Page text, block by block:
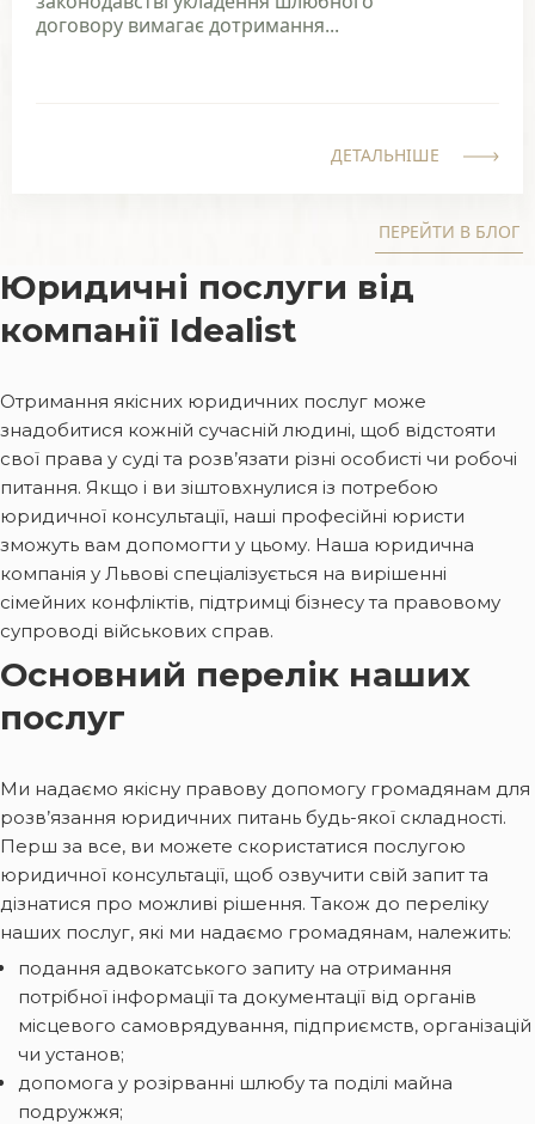
договору вимагає дотримання...
ДЕТАЛЬНІШЕ
ПЕРЕЙТИ В БЛОГ
Юридичні послуги від
компанії Idealist
Отримання якісних юридичних послуг може
знадобитися кожній сучасній людині, щоб відстояти
свої права у суді та розв’язати різні особисті чи робочі
питання. Якщо і ви зіштовхнулися із потребою
юридичної консультації, наші професійні юристи
зможуть вам допомогти у цьому. Наша юридична
компанія у Львові спеціалізується на вирішенні
сімейних конфліктів, підтримці бізнесу та правовому
супроводі військових справ.
Основний перелік наших
послуг
Ми надаємо якісну правову допомогу громадянам для
розв’язання юридичних питань будь-якої складності.
Перш за все, ви можете скористатися послугою
юридичної консультації, щоб озвучити свій запит та
дізнатися про можливі рішення. Також до переліку
наших послуг, які ми надаємо громадянам, належить:
подання адвокатського запиту на отримання
потрібної інформації та документації від органів
місцевого самоврядування, підприємств, організацій
чи установ;
допомога у розірванні шлюбу та поділі майна
подружжя;